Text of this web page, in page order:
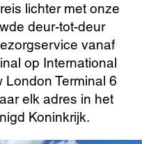
lichter met onze
deur-tot-deur
vanaf
op International
London Terminal 6
elk adres in het
Koninkrijk.